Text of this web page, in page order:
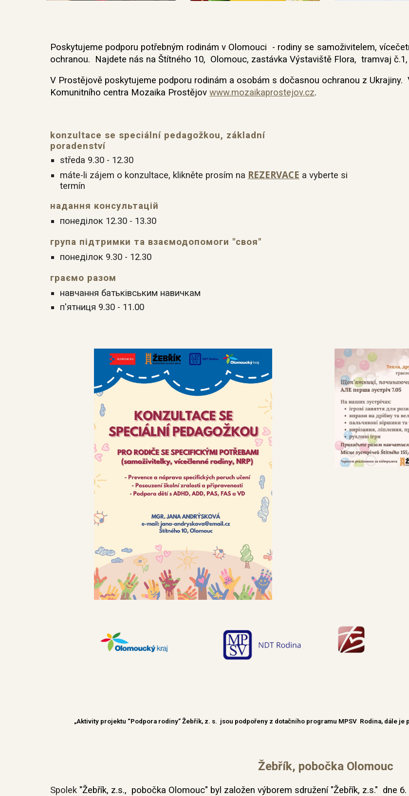
Poskytujeme podporu potřebným rodinám v Olomouci - rodiny se samoživitelem,
ochranou. Najdete nás na Štítného 10, Olomouc, zastávka Výstaviště Flora, tramvaj č.1,
V Prostějově poskytujeme podporu rodinám a osobám s dočasnou ochranou z Ukrajiny.
Komunitního centra Mozaika Prostějov www.mozaikaprostejov.cz.
konzultace se speciální pedagožkou, základní
poradenství
středa 9.30 - 12.30
máte-li zájem o konzultace, klikněte prosím na REZERVACE a vyberte si
termín
надання консультацій
понеділок 12.30 - 13.30
група підтримки та взаємодопомоги "своя"
понеділок9.30 - 12.30
граємо разом
навчання батьківським навичкам
п'ятниця 9.30 - 11.00
„Aktivity projektu “Podpora rodiny” Žebřík, z. s. jsou podpořeny z dotačního programu MPSV Rodina, dále
Žebřík, pobočka Olomouc
Spolek "Žebřík, z.s., pobočka Olomouc" byl založen výborem sdružení"Žebřík, z.s." dne